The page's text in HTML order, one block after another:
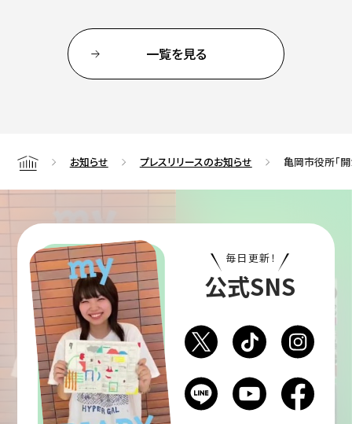
一覧を見る
Home お知らせ プレスリリースのお知らせ 亀岡市役所「
毎日更新！
公式SNS